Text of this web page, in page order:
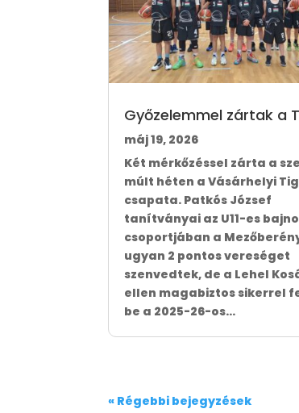
Győzelemmel zártak a
máj 19, 2026
Két mérkőzéssel zárta a
múlt héten a Vásárhelyi
csapata. Patkós József
tanítványai az U11-es
csoportjában a
ugyan 2 pontos vereséget
szenvedtek, de a Lehel
ellen magabiztos sikerrel
be a 2025-26-os...
« Régebbi bejegyzések